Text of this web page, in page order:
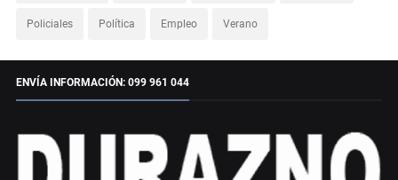
Policiales Política Empleo Verano
ENVÍA INFORMACIÓN: 099 961 044